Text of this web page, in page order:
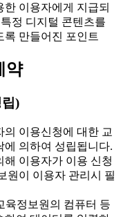
이용자에게 지급되
정 디지털 콘텐츠를
록 만들어진 포인트
약
)
이용신청에 대한 교
에 의하여 성립됩니다.
이용자가 이용 신청
원이 이용자 관리시 필
육정보원의 컴퓨터 등